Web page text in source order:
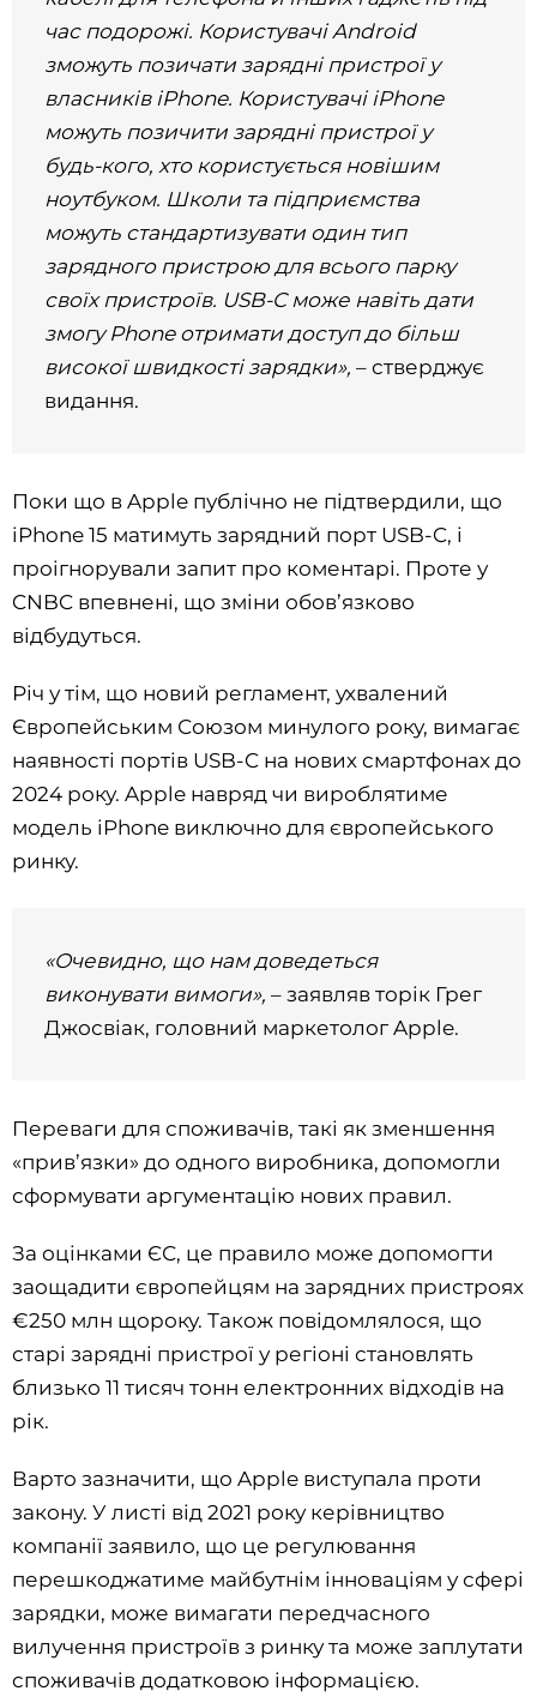
час подорожі. Користувачі Android
зможуть позичати зарядні пристрої у
власників iPhone. Користувачі iPhone
можуть позичити зарядні пристрої у
будь-кого, хто користується новішим
ноутбуком. Школи та підприємства
можуть стандартизувати один тип
зарядного пристрою для всього парку
своїх пристроїв. USB-C може навіть дати
змогу Phone отримати доступ до більш
високої швидкості зарядки», – стверджує
видання.
Поки що в Apple публічно не підтвердили, що
iPhone 15 матимуть зарядний порт USB-C, і
проігнорували запит про коментарі. Проте у
CNBC впевнені, що зміни обов’язково
відбудуться.
Річ у тім, що новий регламент, ухвалений
Європейським Союзом минулого року, вимагає
наявності портів USB-C на нових смартфонах до
2024 року. Apple навряд чи вироблятиме
модель iPhone виключно для європейського
ринку.
«Очевидно, що нам доведеться
виконувати вимоги», – заявляв торік Грег
Джосвіак, головний маркетолог Apple.
Переваги для споживачів, такі як зменшення
«прив’язки» до одного виробника, допомогли
сформувати аргументацію нових правил.
За оцінками ЄС, це правило може допомогти
заощадити європейцям на зарядних пристроях
€250 млн щороку. Також повідомлялося, що
старі зарядні пристрої у регіоні становлять
близько 11 тисяч тонн електронних відходів на
рік.
Варто зазначити, що Apple виступала проти
закону. У листі від 2021 року керівництво
компанії заявило, що це регулювання
перешкоджатиме майбутнім інноваціям у сфері
зарядки, може вимагати передчасного
вилучення пристроїв з ринку та може заплутати
споживачів додатковою інформацією.